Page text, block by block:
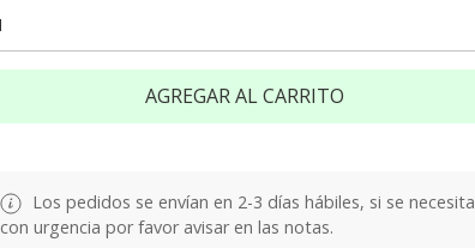
AGREGAR AL CARRITO
Los pedidos se envían en 2-3 días hábiles, si se necesita
con urgencia por favor avisar en las notas.